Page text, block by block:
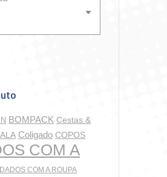
BOMPACK Cestas &
Coligado COPOS
COM A
COM A ROUPA